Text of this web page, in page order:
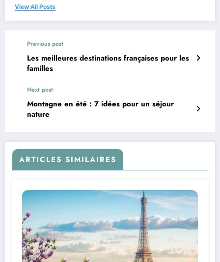
View All Posts
Previous post
Les meilleures destinations françaises pour les
familles
Next post
Montagne en été : 7 idées pour un séjour
nature
ARTICLES SIMILAIRES